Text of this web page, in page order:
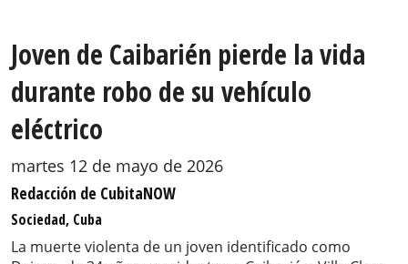
Joven de Caibarién pierde la vida
durante robo de su vehículo
eléctrico
martes 12 de mayo de 2026
Redacción de CubitaNOW
Sociedad, Cuba
La muerte violenta de un joven identificado como